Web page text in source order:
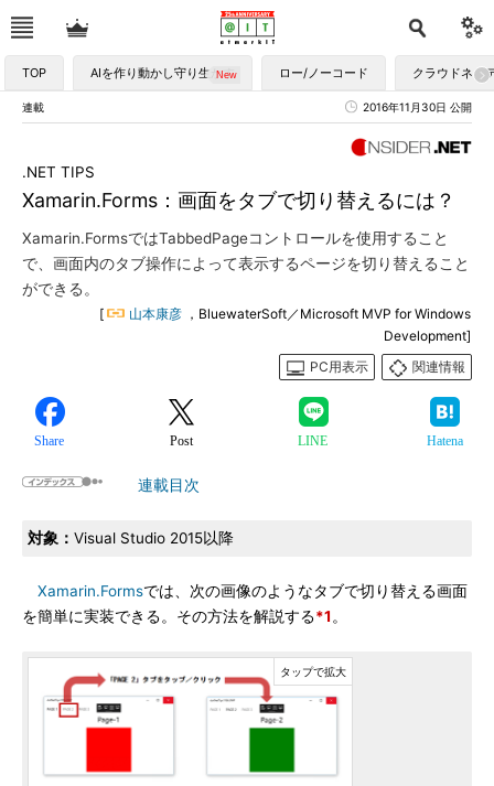
TOP AIを作り動かし守り生かす ロー/ノーコード クラウドネイ
連載 2016年11月30日 公開
Xamarin.Forms：画面をタブで切り替えるには？
.NET TIPS
Xamarin.FormsではTabbedPageコントロールを使用すること
で、画面内のタブ操作によって表示するページを切り替えること
ができる。
[ 山本康彦 ，BluewaterSoft／Microsoft MVP for Windows
Development]
PC用表示
関連情報
Share Post LINE Hatena
連載目次
対象： Visual Studio 2015以降
Xamarin.Formsでは、次の画像のようなタブで切り替える画面
を簡単に実装できる。その方法を解説する*1 。